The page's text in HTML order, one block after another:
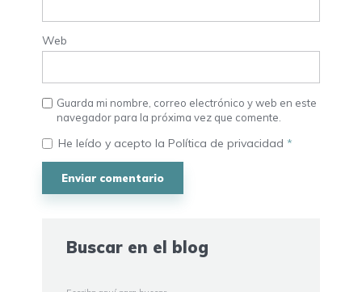
Web
Guarda mi nombre, correo electrónico y web en este
navegador para la próxima vez que comente.
He leído y acepto la Política de privacidad *
Buscar en el blog